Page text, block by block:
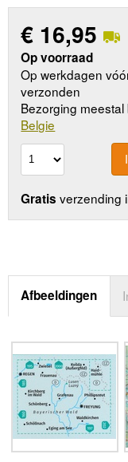
€ 16,95
Op voorraad
Op werkdagen
verzonden
Bezorging
Belgie
Gratis verzending
Afbeeldingen